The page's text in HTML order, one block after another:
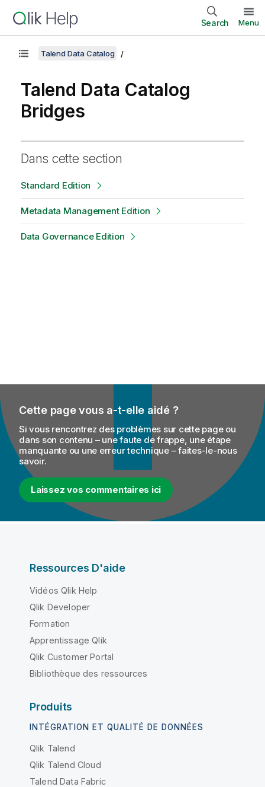
Search Menu
Talend Data Catalog
Talend Data Catalog
Bridges
Dans cette section
Standard Edition
Metadata Management Edition
Data Governance Edition
Cette page vous a-t-elle aidé ?
Si vous rencontrez des problèmes sur cette page ou
dans son contenu – une faute de frappe, une étape
manquante ou une erreur technique – faites-le-nous
savoir.
Laissez vos commentaires ici
Ressources D'aide
Vidéos Qlik Help
Qlik Developer
Formation
Apprentissage Qlik
Qlik Customer Portal
Bibliothèque des ressources
Produits
INTÉGRATION ET QUALITÉ DE DONNÉES
Qlik Talend
Qlik Talend Cloud
Talend Data Fabric